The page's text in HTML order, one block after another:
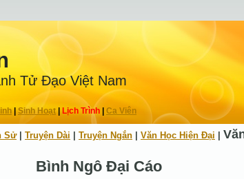
Tử Ðạo Việt Nam
|Sinh Hoạt| Lịch Trình Ca Viên
Sử| Truyện Dài Truyện Ngắn Văn Học Hiện Ðại
Bình Ngô Đại Cáo